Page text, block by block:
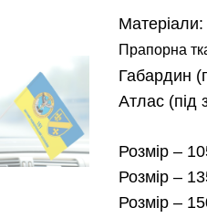
Матеріали:
Прапорна
Габардин
Атлас (під
Розмір –
Розмір –
Розмір –